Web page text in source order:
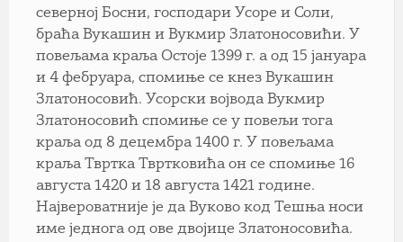
северној Босни, господари Усоре и Соли,
браћа Вукашин и Вукмир Златоносовићи. У
повељама краља Остоје 1399 г. а од 15 јануара
и 4 фебруара, спомиње се кнез Вукашин
Златоносовић. Усорски војвода Вукмир
Златоносовић спомиње се у повељи тога
краља од 8 децембра 1400 г. У повељама
краља Твртка Твртковића он се спомиње 16
августа 1420 и 18 августа 1421 године.
Највероватније је да Вуково код Тешња носи
име једнога од ове двојице Златоносовића.